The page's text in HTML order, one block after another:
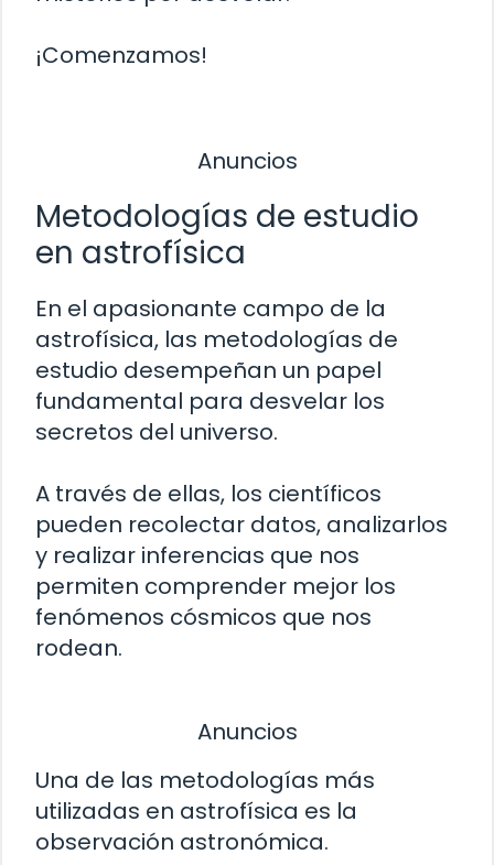
¡Comenzamos!
Anuncios
Metodologías de estudio
en astrofísica
En el apasionante campo de la
astrofísica, las metodologías de
estudio desempeñan un papel
fundamental para desvelar los
secretos del universo.
A través de ellas, los científicos
pueden recolectar datos, analizarlos
y realizar inferencias que nos
permiten comprender mejor los
fenómenos cósmicos que nos
rodean.
Anuncios
Una de las metodologías más
utilizadas en astrofísica es la
observación astronómica.